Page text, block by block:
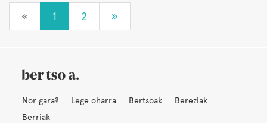
« 1 2 »
Nor gara? Lege oharra Bertsoak
Bereziak
Berriak